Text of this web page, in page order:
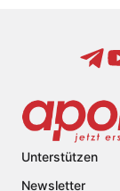
Unterstützen
Newsletter